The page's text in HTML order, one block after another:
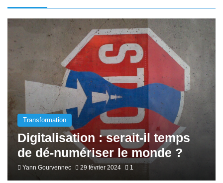
Transformation
Digitalisation : serait-il temps
de dé-numériser le monde ?
Yann Gourvennec 29 février 2024 1